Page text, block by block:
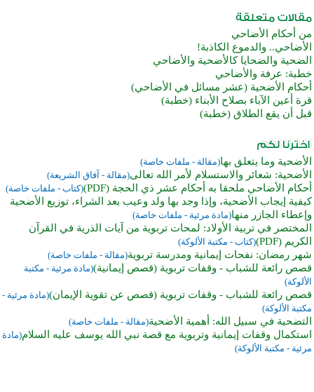
من أحكام الأضاحي
الأضاحي.. والدموع الكاذبة!
الضحية والضحايا كالأضحية والأضاحي
خطبة: عرفة والأضاحي
أحكام الأضحية (عشر مسائل في الأضاحي)
قرة أعين الآباء بصلاح الأبناء (خطبة)
قبل أن يقع الطلاق (خطبة)
الأضحية وما يتعلق بها(مقالة - ملفات خاصة)
الأضحية: شعائر والاستسلام لأمر الله تعالى(مقالة - آفاق الشريعة)
أحكام الأضاحي ملحقا به أحكام عشر ذي الحجة (PDF) (كتاب - ملفات خاصة)
كيفية إيجاب الأضحية، وإذا وجد بها ولد وعيب بعد الشراء، توزيع الأضحية
وإعطاء الجازر منها(مادة مرئية - ملفات خاصة)
المختصر في تربية الأولاد: لمحات تربوية من آيات الذرية في القرآن
الكريم (PDF)
(كتاب - مكتبة الألوكة)
شهر رمضان: نفحات إيمانية ومدرسة تربوية(مقالة - ملفات خاصة)
قصص رائعة للشباب - وقفات تربوية (قصص إيمانية)(مادة مرئية - مكتبة
الألوكة)
قصص رائعة للشباب - وقفات تربوية (قصص عن تقوية الإيمان)(مادة مرئية -
مكتبة الألوكة)
التضحية في سبيل الله: أهمية الأضحية(مقالة - ملفات خاصة)
استكمال وقفات إيمانية وتربوية مع قصة نبي الله يوسف عليه السلام(مادة
مرئية - مكتبة الألوكة)